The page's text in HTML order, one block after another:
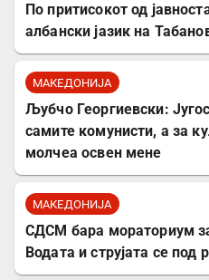
По притисокот од
албански јазик на
МАКЕДОНИЈА
Љубчо Георгиевски:
самите комунисти, а за
молчеа освен мене
МАКЕДОНИЈА
СДСМ бара мораториум
Водата и струјата се под